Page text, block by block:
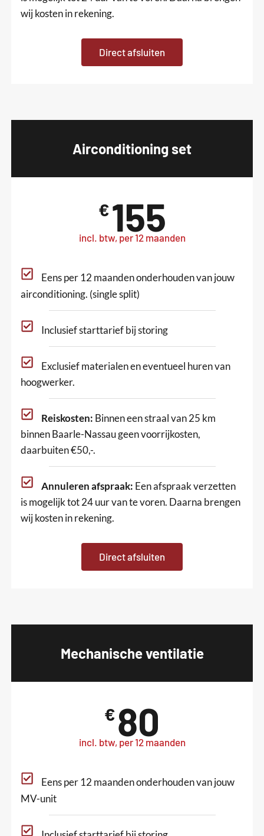
wij kosten in rekening.
Direct afsluiten
Airconditioning set
€155
incl. btw, per 12 maanden
Eens per 12 maanden onderhouden van jouw
airconditioning. (single split)
Inclusief starttarief bij storing
Exclusief materialen en eventueel huren van
hoogwerker.
Reiskosten: Binnen een straal van 25 km
binnen Baarle-Nassau geen voorrijkosten,
daarbuiten €50,-.
Annuleren afspraak: Een afspraak verzetten
is mogelijk tot 24 uur van te voren. Daarna brengen
wij kosten in rekening.
Direct afsluiten
Mechanische ventilatie
€80
incl. btw, per 12 maanden
Eens per 12 maanden onderhouden van jouw
MV-unit